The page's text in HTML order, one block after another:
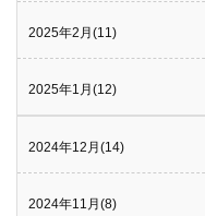
2025年2月(11)
2025年1月(12)
2024年12月(14)
2024年11月(8)